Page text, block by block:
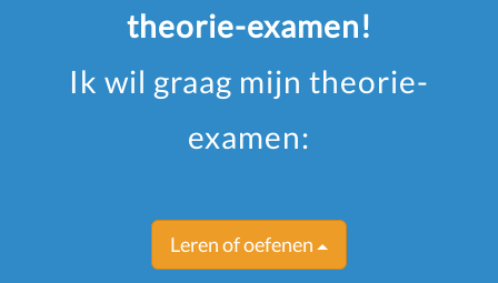
theorie-examen!
Ik wil graag mijn theorie-
examen:
Leren of oefenen